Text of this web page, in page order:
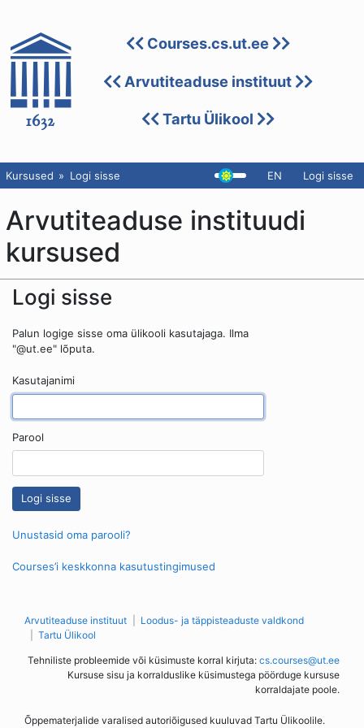
Courses.cs.ut.ee
Arvutiteaduse instituut
Tartu Ülikool
Kursused Logi sisse EN Logi sisse
Arvutiteaduse instituudi
kursused
Logi sisse
Palun logige sisse oma ülikooli kasutajaga. Ilma
"@ut.ee" lõputa.
Kasutajanimi
Parool
Unustasid oma parooli?
Courses’i keskkonna kasutustingimused
Arvutiteaduse instituut
Loodus- ja täppisteaduste valdkond
Tartu Ülikool
Tehniliste probleemide või küsimuste korral kirjuta: cs.courses@ut.ee
Kursuse sisu ja korralduslike küsimustega pöörduge kursuse
korraldajate poole.
Õppematerjalide varalised autoriõigused kuuluvad Tartu Ülikoolile.